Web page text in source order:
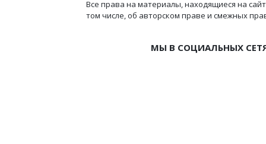
Все права на материалы, находящиеся на
том числе, об авторском праве и смежных
МЫ В СОЦИАЛЬНЫХ